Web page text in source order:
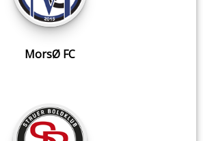
MorsØ FC